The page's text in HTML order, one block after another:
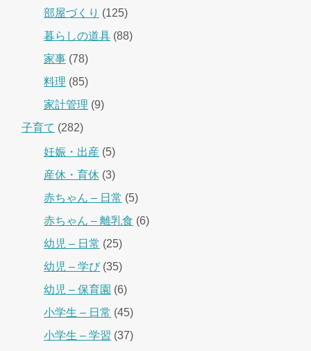
部屋づくり (125)
暮らしの道具 (88)
家事 (78)
料理 (85)
家計管理 (9)
子育て (282)
妊娠・出産 (5)
産休・育休 (3)
赤ちゃん – 日常 (5)
赤ちゃん – 離乳食 (6)
幼児 – 日常 (25)
幼児 – 学び(35)
幼児 – 保育園 (6)
小学生 – 日常 (45)
小学生 – 学習 (37)